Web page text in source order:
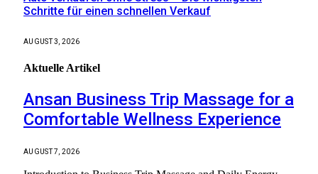
Schritte für einen schnellen Verkauf
AUGUST 3, 2026
Aktuelle Artikel
Ansan Business Trip Massage for a
Comfortable Wellness Experience
AUGUST 7, 2026